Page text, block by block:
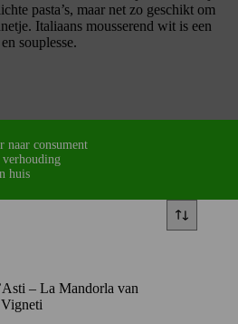
pasta’s, maar net zo geschikt om
Italiaans mousserend wit is een
souplesse.
naar consument
huis